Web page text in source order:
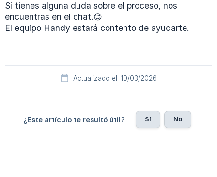
Si tienes alguna duda sobre el proceso, nos
encuentras en el chat.😊
El equipo Handy estará contento de ayudarte.
Actualizado el: 10/03/2026
¿Este artículo te resultó útil? Sí No